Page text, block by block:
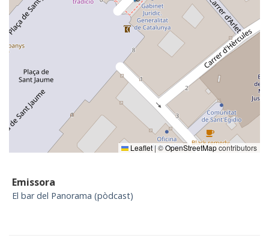
Leaflet |©OpenStreetMapcontributors
Emissora
El bar del Panorama (pòdcast)